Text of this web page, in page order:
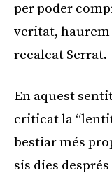
per poder
veritat, haurem
recalcat Serrat.
En aquest
criticat la
bestiar més
sis dies